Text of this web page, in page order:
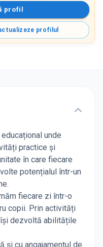
profil
profilul
unde
practice și
în care fiecare
potențialul într-un
fiecare zi într-o
copii. Prin activități
dezvoltă abilitățile
și cu angajamentul de